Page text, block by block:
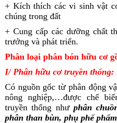
+ Kích thích các vi sinh vật
chúng trong đất
+ Cung cấp các dưỡng chất
trưởng và phát triển.
Phân loại phân bón hữu cơ
I/ Phân hữu cơ truyền thống:
Có nguồn gốc từ phân động
nông nghiệp,…được chế
truyền thống như phân
phân than bùn, phụ phế